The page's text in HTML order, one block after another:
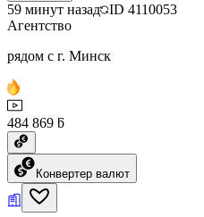
59 минут назад ID 4110053
Агентство
рядом с г. Минск
484 869 ƃ
Конвертер валют